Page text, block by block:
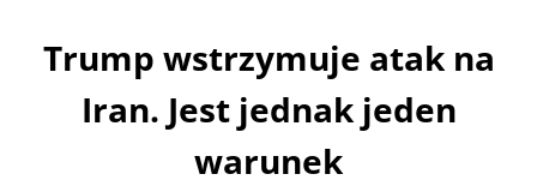
Trump wstrzymuje atak na
Iran. Jest jednak jeden
warunek